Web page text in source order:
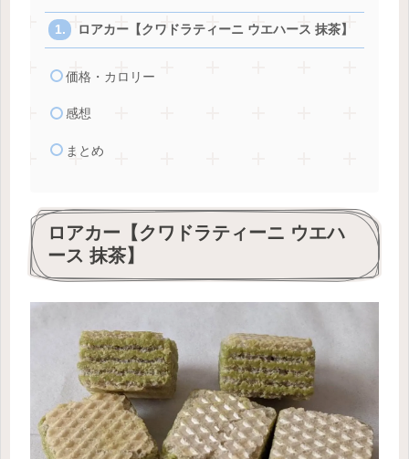
ロアカー【クワドラティーニ ウエハース 抹茶】
価格・カロリー
感想
まとめ
ロアカー【クワドラティーニ ウエハ
ース 抹茶】